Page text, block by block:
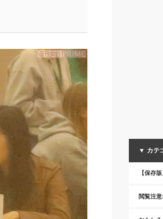
▼ カテ
【保存
閲覧注